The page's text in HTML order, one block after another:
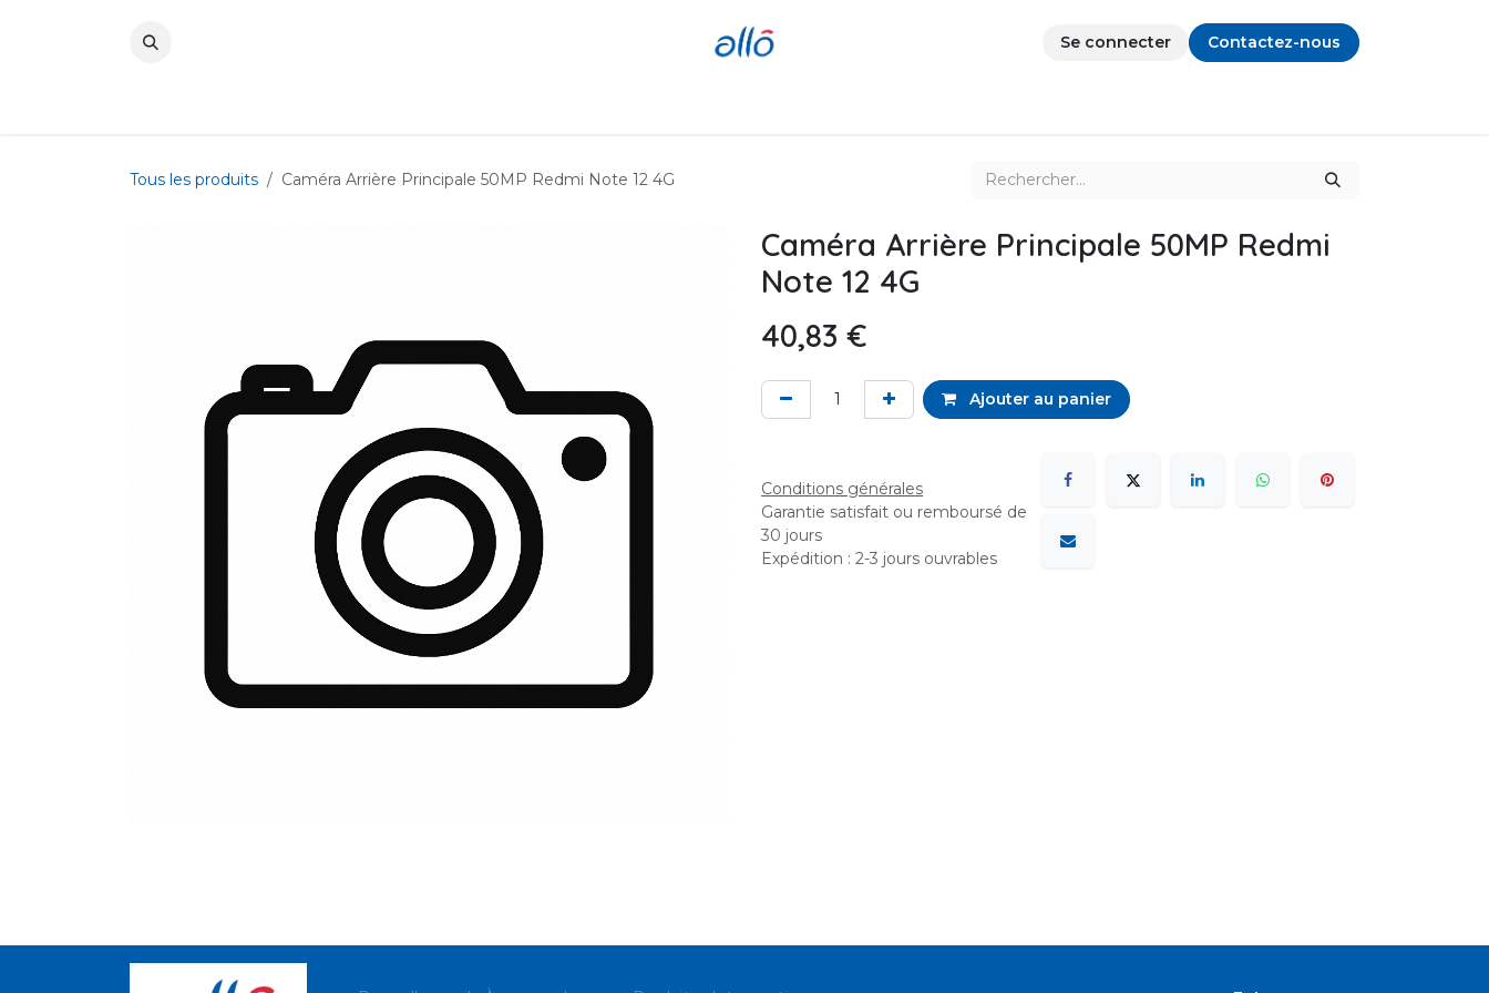
Se connecter
Contactez-nous
Tous les produits Caméra Arrière Principale 50MP Redmi Note 12 4G
Caméra Arrière Principale 50MP Redmi
Note 12 4G
40,83 €
Ajouter au panier
Conditions générales
Garantie satisfait ou remboursé de
30 jours
Expédition : 2-3 jours ouvrables